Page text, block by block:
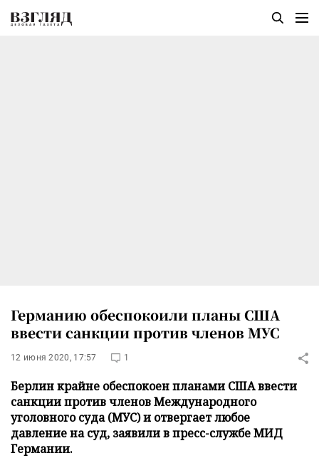
Германию обеспокоили планы США
ввести санкции против членов МУС
12 июня 2020, 17:57 1
Берлин крайне обеспокоен планами США ввести
санкции против членов Международного
уголовного суда (МУС) и отвергает любое
давление на суд, заявили в пресс-службе МИД
Германии.